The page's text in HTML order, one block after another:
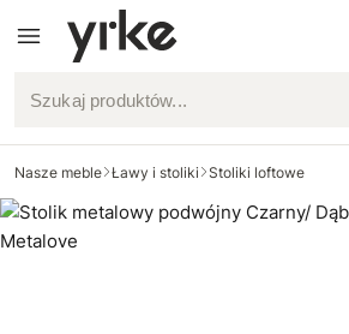
Szukaj produktów...
Nasze meble Ławy i stoliki Stoliki loftowe